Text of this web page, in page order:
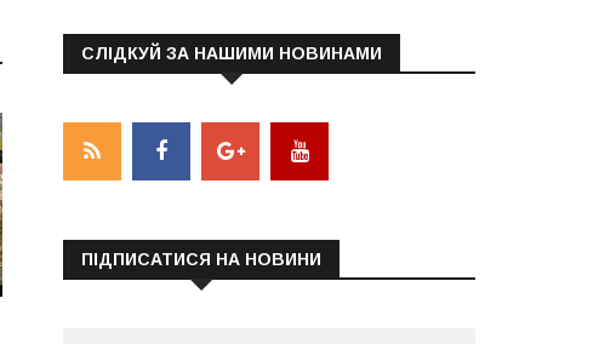
НОВИНИ
СЛІДКУЙ ЗА НАШИМИ НОВИНАМИ
ПІДПИСАТИСЯ НА НОВИНИ